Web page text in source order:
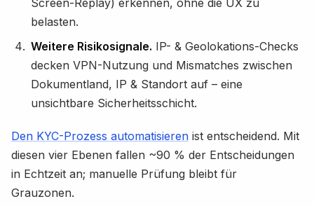
belasten.
Weitere Risikosignale. IP- & Geolokations-Checks
decken VPN-Nutzung und Mismatches zwischen
Dokumentland, IP & Standort auf – eine
unsichtbare Sicherheitsschicht.
Den KYC-Prozess automatisieren ist entscheidend. Mit
diesen vier Ebenen fallen ~90 % der Entscheidungen
in Echtzeit an; manuelle Prüfung bleibt für
Grauzonen.